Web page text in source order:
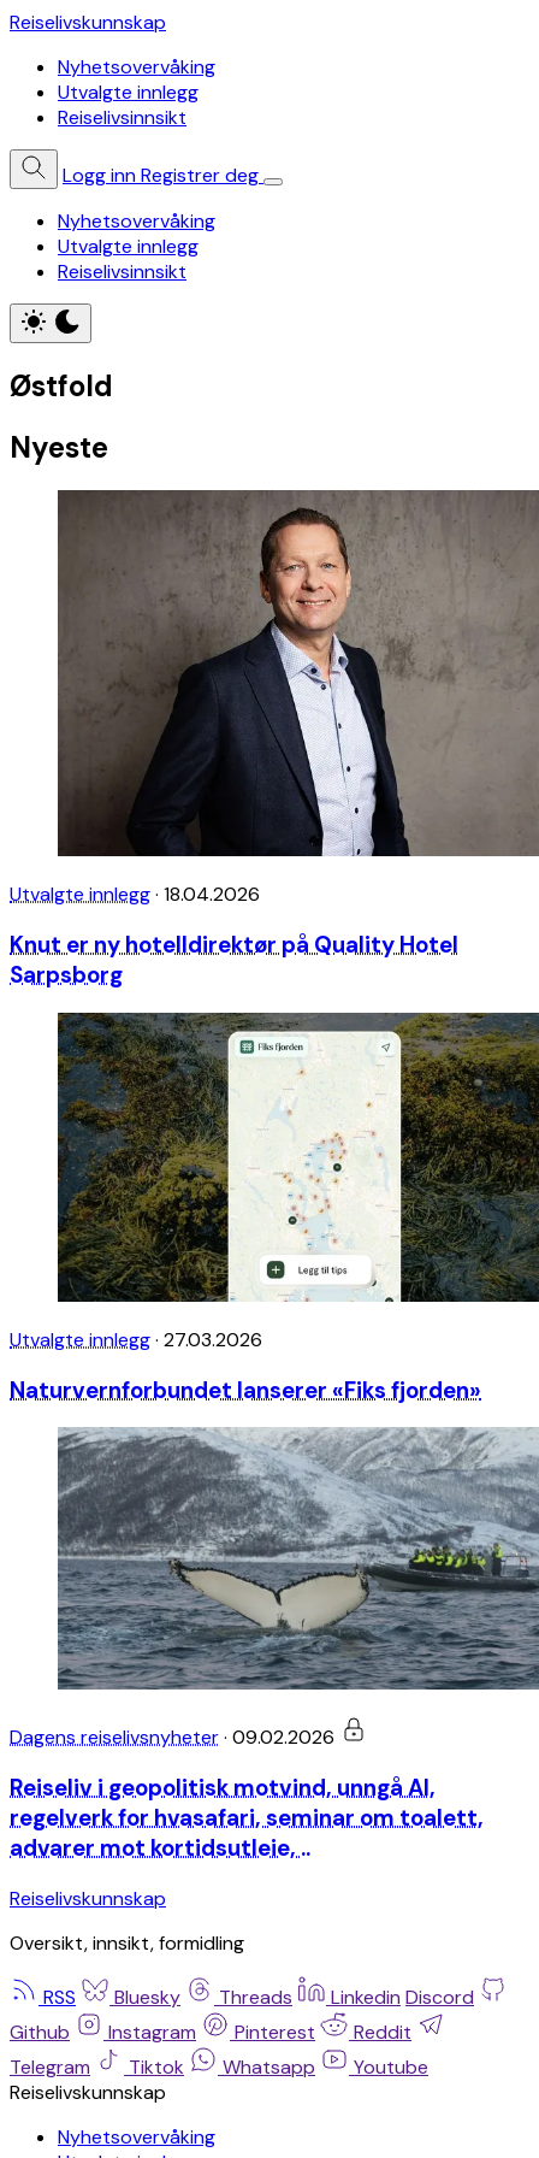
Reiselivskunnskap
Nyhetsovervåking
Utvalgte innlegg
Reiselivsinnsikt
Logg innRegistrer deg
Nyhetsovervåking
Utvalgte innlegg
Reiselivsinnsikt
Østfold
Nyeste
Utvalgte innlegg· 18.04.2026
Knut er ny hotelldirektør på Quality Hotel
Sarpsborg
Utvalgte innlegg· 27.03.2026
Naturvernforbundet lanserer «Fiks fjorden»
Dagens reiselivsnyheter· 09.02.2026
Reiseliv i geopolitisk motvind, unngå AI,
regelverk for hvasafari, seminar om toalett,
advarer mot kortidsutleie, ..
Reiselivskunnskap
Oversikt, innsikt, formidling
RSS Bluesky Threads Linkedin Discord
Github
Instagram Pinterest
Reddit
Telegram
Tiktok Whatsapp
Youtube
Reiselivskunnskap
Nyhetsovervåking